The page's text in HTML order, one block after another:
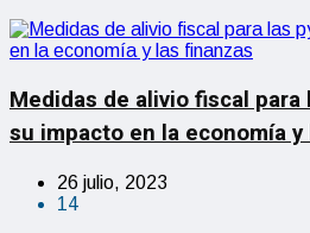
Medidas de alivio fiscal para
su impacto en la economía
26 julio, 2023
14